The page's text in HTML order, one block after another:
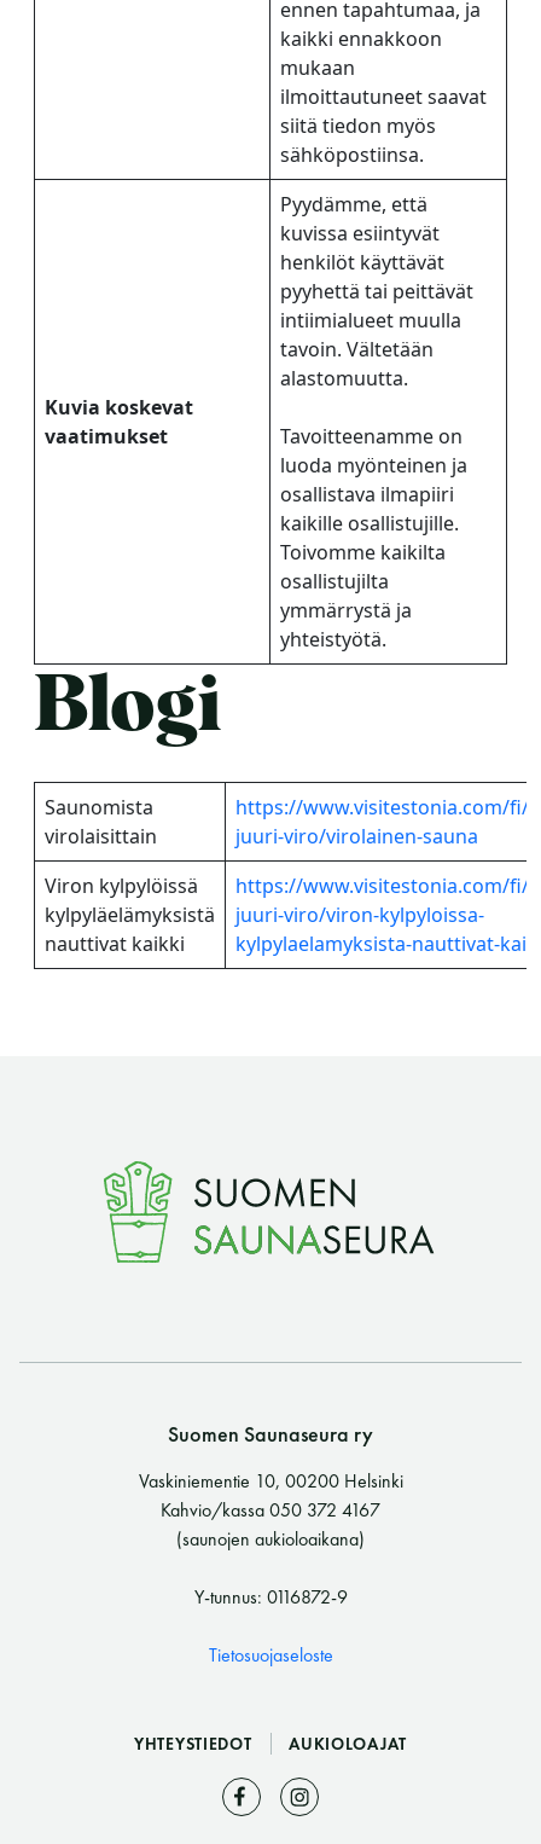
ennen tapahtumaa, ja
kaikki ennakkoon
mukaan
ilmoittautuneet saavat
siitä tiedon myös
sähköpostiinsa.
Kuvia koskevat
vaatimukset
Pyydämme, että
kuvissa esiintyvät
henkilöt käyttävät
pyyhettä tai peittävät
intiimialueet muulla
tavoin. Vältetään
alastomuutta.
Tavoitteenamme on
luoda myönteinen ja
osallistava ilmapiiri
kaikille osallistujille.
Toivomme kaikilta
osallistujilta
ymmärrystä ja
yhteistyötä.
Blogi
Saunomista
virolaisittain
https://www.visitestonia.com/fi/
juuri-viro/virolainen-sauna
Viron kylpylöissä
kylpyläelämyksistä
nauttivat kaikki
https://www.visitestonia.com/fi/
juuri-viro/viron-kylpyloissa-
kylpylaelamyksista-nauttivat-
Suomen Saunaseura ry
Vaskiniementie 10, 00200 Helsinki
Kahvio/kassa 050 372 4167
(saunojen aukioloaikana)
Y-tunnus: 0116872-9
Tietosuojaseloste
YHTEYSTIEDOT AUKIOLOAJAT